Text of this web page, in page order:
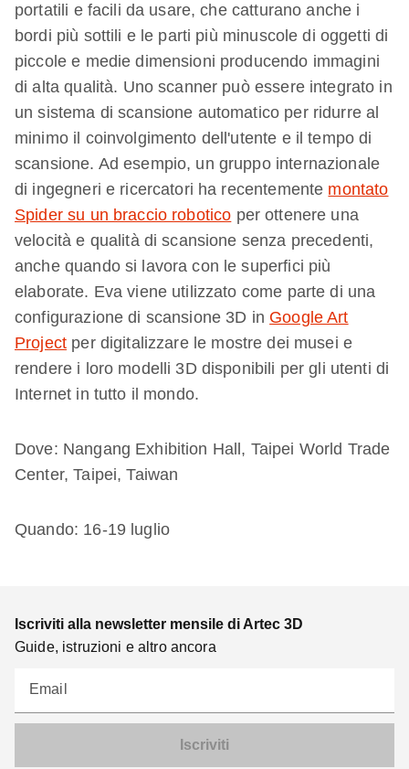
portatili e facili da usare, che catturano anche i
bordi più sottili e le parti più minuscole di oggetti di
piccole e medie dimensioni producendo immagini
di alta qualità. Uno scanner può essere integrato in
un sistema di scansione automatico per ridurre al
minimo il coinvolgimento dell'utente e il tempo di
scansione. Ad esempio, un gruppo internazionale
di ingegneri e ricercatori ha recentemente montato
Spider su un braccio robotico per ottenere una
velocità e qualità di scansione senza precedenti,
anche quando si lavora con le superfici più
elaborate. Eva viene utilizzato come parte di una
configurazione di scansione 3D in Google Art
Project per digitalizzare le mostre dei musei e
rendere i loro modelli 3D disponibili per gli utenti di
Internet in tutto il mondo.
Dove: Nangang Exhibition Hall, Taipei World Trade
Center, Taipei, Taiwan
Quando: 16-19 luglio
Iscriviti alla newsletter mensile di Artec 3D
Guide, istruzioni e altro ancora
Email